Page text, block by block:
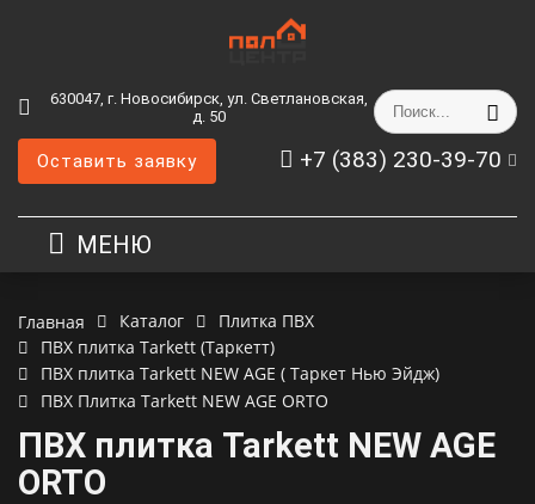
630047, г. Новосибирск, ул. Светлановская,
д. 50
+7 (383) 230-39-70
Оставить заявку
МЕНЮ
Главная Каталог
Плитка ПВХ
ПВХ плитка Tarkett (Таркетт)
ПВХ плитка Tarkett NEW AGE ( Таркет Нью Эйдж)
ПВХ Плитка Tarkett NEW AGE ORTO
ПВХ плитка Tarkett NEW AGE
ORTO